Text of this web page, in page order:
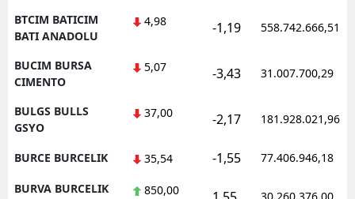
BTCIM BATICIM
BATI ANADOLU
4,98 -1,19 558.742.666,51
BUCIM BURSA
CIMENTO
5,07 -3,43 31.007.700,29
BULGS BULLS
GSYO
37,00 -2,17 181.928.021,96
BURCE BURCELIK 35,54 -1,55 77.406.946,18
BURVA BURCELIK
850,00